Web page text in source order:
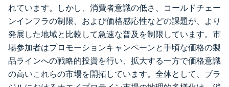
れています。しかし、消費者意識の低さ、コールドチェー
ンインフラの制限、および価格感応性などの課題が、より
発展した地域と比較して急速な普及を制限しています。市
場参加者はプロモーションキャンペーンと手頃な価格の製
品ラインへの戦略的投資を行い、拡大する一方で価格意識
の高いこれらの市場を開拓しています。全体として、ブラ